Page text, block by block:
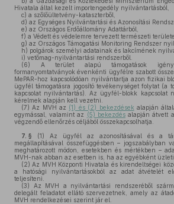
Hivatala által kezelt importengedély nyilvántartásból,
c) a szőlőültetvény-kataszterből,
d) az Egységes Nyilvántartási és Azonosítási
e) az Országos Erdőállomány Adattárból,
f) a Védett és védelemre tervezett természeti
g) az Országos Támogatási Monitoring Rendszer
h) polgárok személyi adatainak és lakcímének
i) vetőmag-nyilvántartási rendszerből.
(6) A terület alapú támogatások
formanyomtatványok évenkénti ügyfélre szabott
MePAR-hoz kapcsolódóan nyilvántartja azon fizikai
ügyfél támogatásra jogosító tevékenységet folytat (a
kapcsolat nyilvántartás). Az ügyfél-blokk kapcsolat
kérelmek alapján kell vezetni.
(7) Az MVH az (1) és (2) bekezdések alapján
egymással, valamint az (5) bekezdésalapján átvett
végzendő ellenőrzés céljából összekapcsolhatja.
7. § (1) Az ügyfél az azonosításával és a
megállapításával összefüggésben – jogszabályban
meghatározott módon, esetekben és mértékben –
MVH-nak abban az esetben is, ha az egyébként
(2) Az MVH Központi Hivatala és kirendeltségei
a hatósági nyilvántartásokból az adat átvételét
teljesíteni.
(3) Az MVH a nyilvántartási rendszeréből
delegált feladatot ellátó szervezetnek, amely az
MVH rendelkezései szerint jár el.